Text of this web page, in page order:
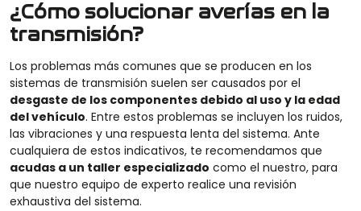
¿Cómo solucionar averías en la
transmisión?
Los problemas más comunes que se producen en los
sistemas de transmisión suelen ser causados por el
desgaste de los componentes debido al uso y la edad
del vehículo. Entre estos problemas se incluyen los ruidos,
las vibraciones y una respuesta lenta del sistema. Ante
cualquiera de estos indicativos, te recomendamos que
acudas a un taller especializado como el nuestro, para
que nuestro equipo de experto realice una revisión
exhaustiva del sistema.